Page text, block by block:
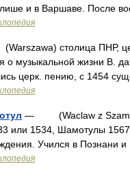
и в Варшаве. После
столица ПНР,
о музыкальной жизни В.
церк. пению, с 1454
— (Waclaw z
или 1534, Шамотулы 1567
Учился в Познани